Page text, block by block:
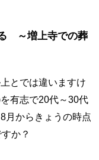
る ～増上寺での葬
とでは違いますけ
有志で20代～30代
月からきょうの時点
か？